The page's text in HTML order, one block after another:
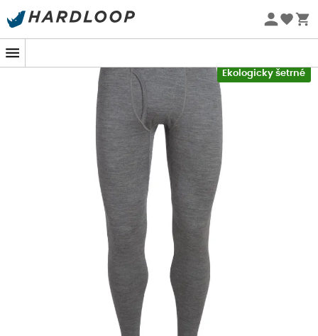
Letní akce 🔥 -5 % EXTRA při nákupu 2 produktů* s kódem
Ekologicky šetrné